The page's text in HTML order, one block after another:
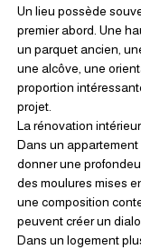
Un lieu possède
premier abord. Une
un parquet ancien,
une alcôve, une
proportion
projet.
La rénovation
Dans un
donner une
des moulures mises
une composition
peuvent créer un
Dans un logement